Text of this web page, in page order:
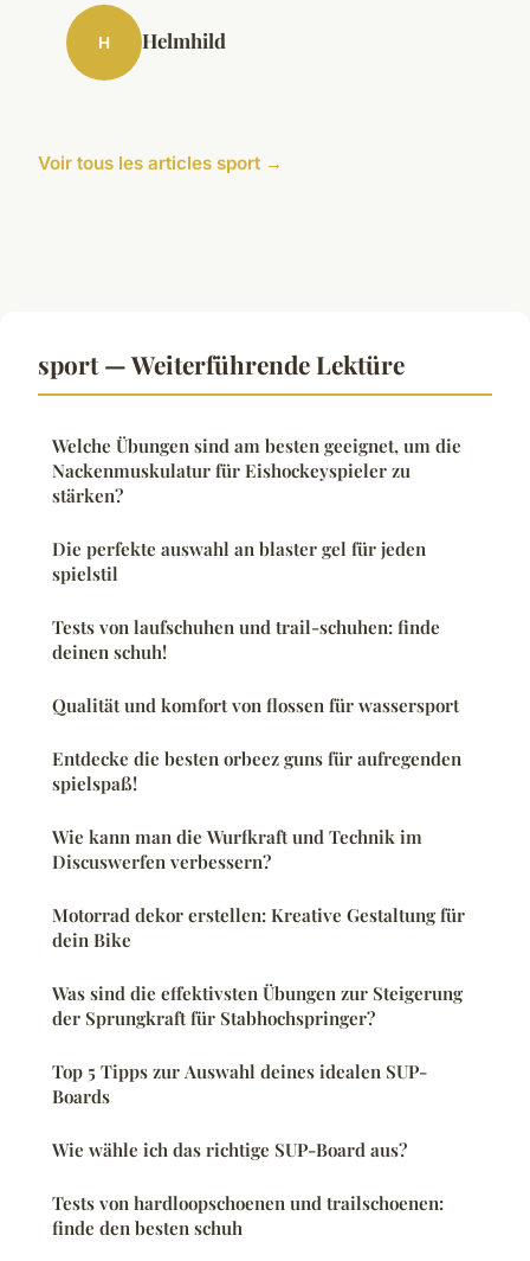
H Helmhild
Voir tous les articles sport →
sport — Weiterführende Lektüre
Welche Übungen sind am besten geeignet, um die
Nackenmuskulatur für Eishockeyspieler zu
stärken?
Die perfekte auswahl an blaster gel für jeden
spielstil
Tests von laufschuhen und trail-schuhen: finde
deinen schuh!
Qualität und komfort von flossen für wassersport
Entdecke die besten orbeez guns für aufregenden
spielspaß!
Wie kann man die Wurfkraft und Technik im
Discuswerfen verbessern?
Motorrad dekor erstellen: Kreative Gestaltung für
dein Bike
Was sind die effektivsten Übungen zur Steigerung
der Sprungkraft für Stabhochspringer?
Top 5 Tipps zur Auswahl deines idealen SUP-
Boards
Wie wähle ich das richtige SUP-Board aus?
Tests von hardloopschoenen und trailschoenen:
finde den besten schuh